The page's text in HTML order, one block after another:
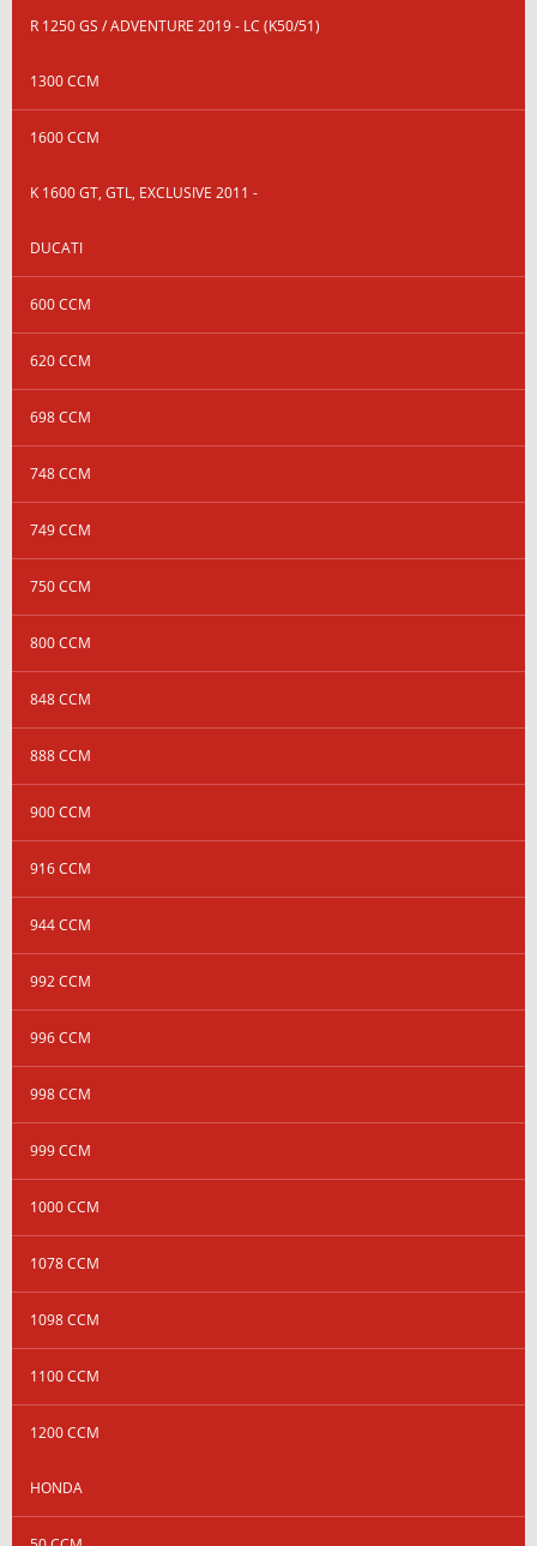
R 1250 GS / ADVENTURE 2019 - LC (K50/51)
1300 CCM
1600 CCM
K 1600 GT, GTL, EXCLUSIVE 2011 -
DUCATI
600 CCM
620 CCM
698 CCM
748 CCM
749 CCM
750 CCM
800 CCM
848 CCM
888 CCM
900 CCM
916 CCM
944 CCM
992 CCM
996 CCM
998 CCM
999 CCM
1000 CCM
1078 CCM
1098 CCM
1100 CCM
1200 CCM
HONDA